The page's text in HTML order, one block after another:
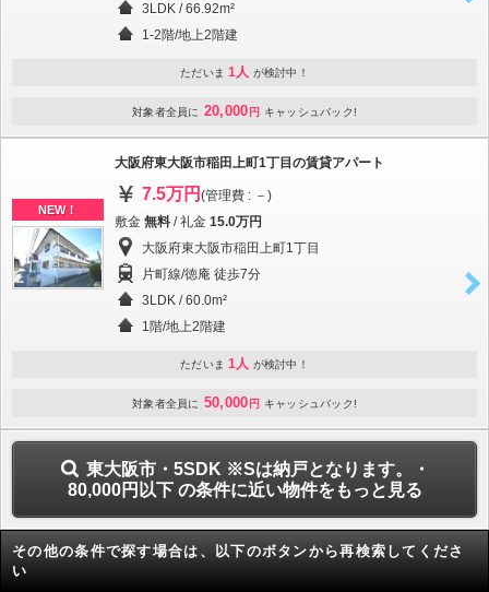
3LDK / 66.92m²
1-2階/地上2階建
ただいま 1人 が検討中！
対象者全員に 20,000 円 キャッシュバック!
NEW！
大阪府東大阪市稲田上町1丁目の賃貸アパート
7.5万円 (管理費 : －)
敷金 無料 / 礼金 15.0万円
大阪府東大阪市稲田上町1丁目
片町線/徳庵 徒歩7分
3LDK / 60.0m²
1階/地上2階建
ただいま 1人 が検討中！
対象者全員に 50,000 円 キャッシュバック!
東大阪市・5SDK ※Sは納戸となります。・
80,000円以下 の条件に近い物件をもっと見る
その他の条件で探す場合は、以下のボタンから再検索してくださ
い